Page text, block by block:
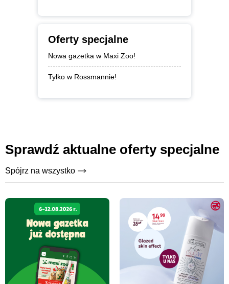
Oferty specjalne
Nowa gazetka w Maxi Zoo!
Tylko w Rossmannie!
Sprawdź aktualne oferty specjalne
Spójrz na wszystko